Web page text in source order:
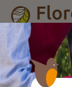
Accueil Nos
piégeage